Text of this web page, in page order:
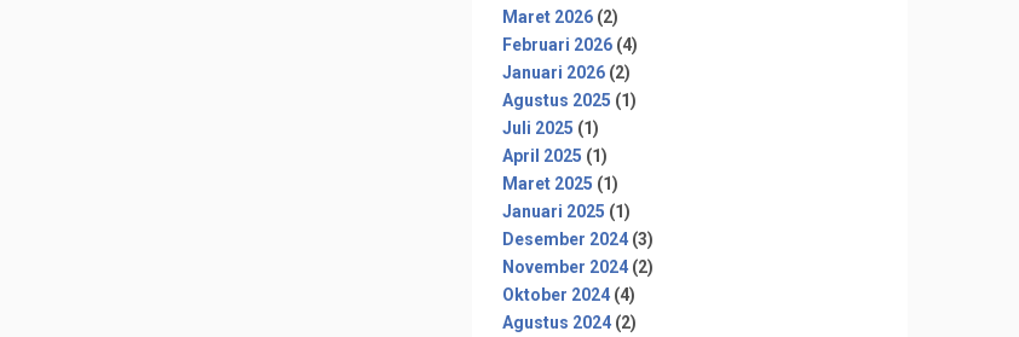
Maret 2026 (2)
Februari 2026 (4)
Januari 2026 (2)
Agustus 2025 (1)
Juli 2025 (1)
April 2025 (1)
Maret 2025 (1)
Januari 2025 (1)
Desember 2024 (3)
November 2024 (2)
Oktober 2024 (4)
Agustus 2024 (2)